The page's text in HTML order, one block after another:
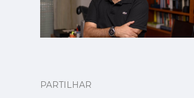
PARTILHAR